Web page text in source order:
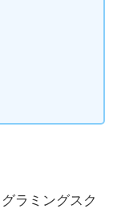
ラミングスク